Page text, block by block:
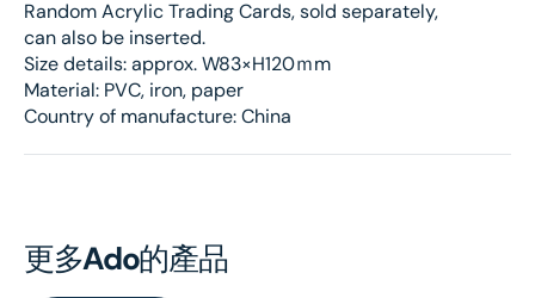
Random Acrylic Trading Cards, sold separately,
can also be inserted.
Size details: approx. W83×H120ｍm
Material: PVC, iron, paper
Country of manufacture: China
更多Ado的產品